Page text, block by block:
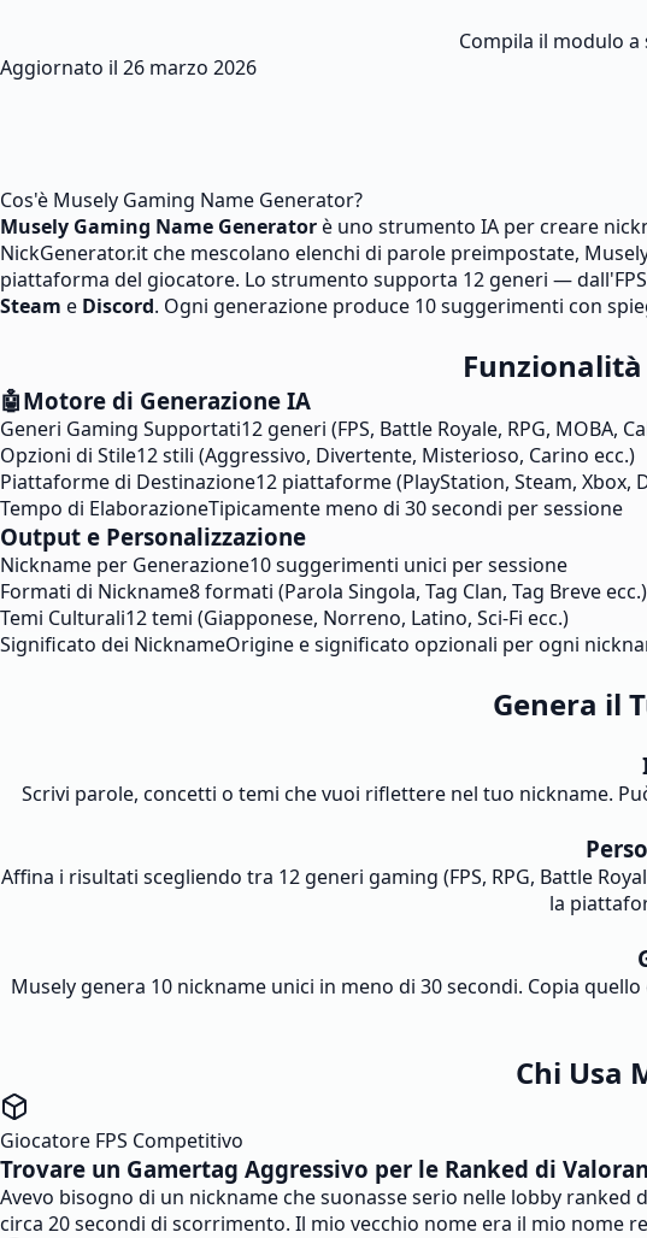
Compila il modulo
Aggiornato il 26 marzo 2026
Cos'è Musely Gaming Name Generator?
Musely Gaming Name Generatorè uno strumento IA per creare
NickGenerator.it che mescolano elenchi di parole preimpostate,
piattaforma del giocatore. Lo strumento supporta 12 generi —
Steam e Discord. Ogni generazione produce 10 suggerimenti con
🤖Motore di Generazione IA
Generi Gaming Supportati12 generi (FPS, Battle Royale, RPG, MOBA,
Opzioni di Stile12 stili (Aggressivo, Divertente, Misterioso, Carino ecc.)
Piattaforme di Destinazione12 piattaforme (PlayStation, Steam, Xbox,
Tempo di ElaborazioneTipicamente meno di 30 secondi per sessione
Output e Personalizzazione
Nickname per Generazione10 suggerimenti unici per sessione
Formati di Nickname8 formati (Parola Singola, Tag Clan, Tag Breve ecc.)
Temi Culturali12 temi (Giapponese, Norreno, Latino, Sci-Fi ecc.)
Significato dei NicknameOrigine e significato opzionali per ogni
Genera il
Scrivi parole, concetti o temi che vuoi riflettere nel tuo nickname.
Affina i risultati scegliendo tra 12 generi gaming (FPS, RPG, Battle
la
Musely genera 10 nickname unici in meno di 30 secondi. Copia
Chi Usa
Giocatore FPS Competitivo
Trovare un Gamertag Aggressivo per le Ranked di
Avevo bisogno di un nickname che suonasse serio nelle lobby
circa 20 secondi di scorrimento. Il mio vecchio nome era il mio nome